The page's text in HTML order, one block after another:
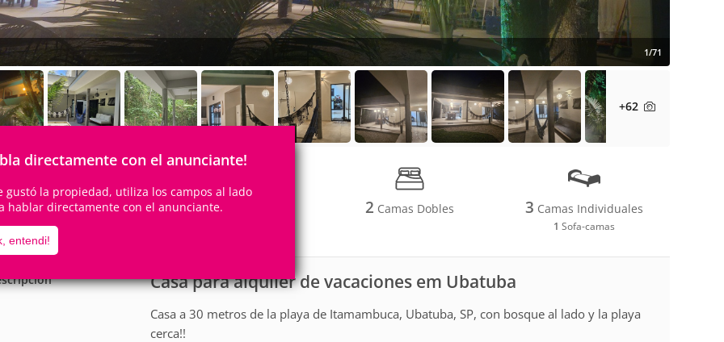
directamente con el anunciante!
gustó la propiedad, utiliza los campos al lado
hablar directamente con el anunciante.
entendi!
1/71
+62
7Personas 3Cuartos 2 Camas Dobles 3 Camas Individuales
1 Sofa-camas
Casa para alquiler de vacaciones em Ubatuba
Casa a 30 metros de la playa de Itamambuca, Ubatuba, SP, con bosque al lado y la playa
cerca!!